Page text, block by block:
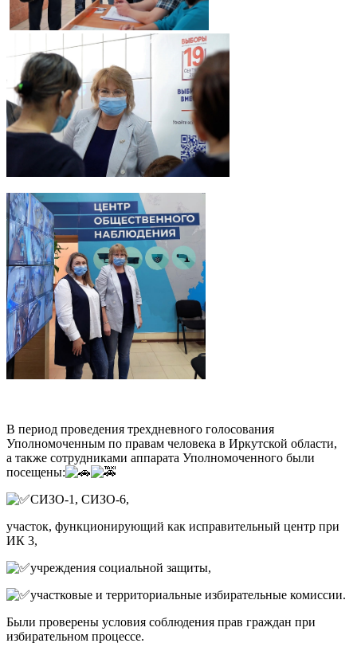
В период проведения трехдневного голосования
Уполномоченным по правам человека в Иркутской области,
а также сотрудниками аппарата Уполномоченного были
посещены:
СИЗО-1, СИЗО-6,
участок, функционирующий как исправительный центр при
ИК 3,
учреждения социальной защиты,
участковые и территориальные избирательные комиссии.
Были проверены условия соблюдения прав граждан при
избирательном процессе.